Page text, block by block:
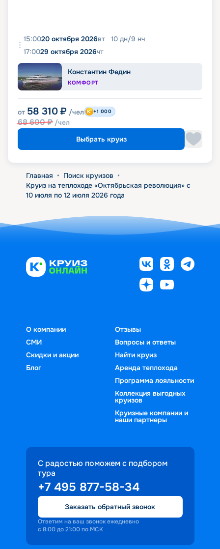
15:0020 октября 2026вт 10 дн/9 нч
17:0029 октября 2026чт
Константин Федин
КОМФОРТ
от 58 310 ₽ /чел
68 600₽ /чел
+1 000
Выбрать круиз
Главная • Поиск круизов •
Круиз на теплоходе «Октябрьская революция» с
10 июля по 12 июля 2026 года
О компании
СМИ
Скидки и акции
Блог
Отзывы
Вопросы и ответы
Найти круиз
Аренда теплохода
Программа лояльности
Коллекция выгодных
круизов
Круизные компании и
наши партнеры
С радостью поможем с подбором
тура
+7 495 877-58-34
Заказать обратный звонок
Ответим на ваш звонок ежедневно
с 8:00 до 21:00 по МСК